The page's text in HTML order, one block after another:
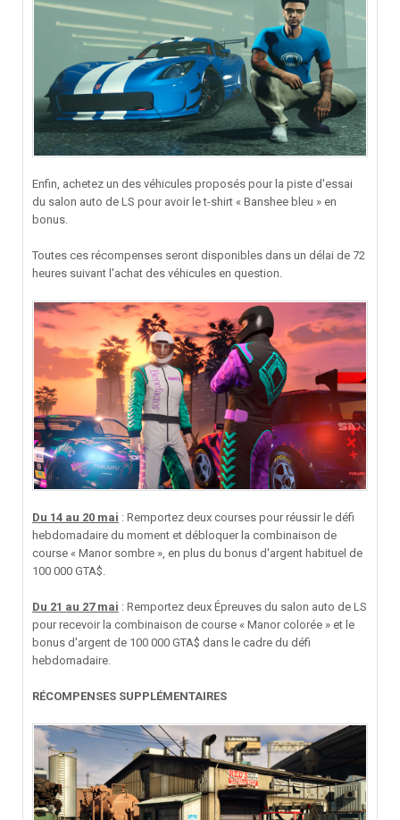
Enfin, achetez un des véhicules proposés pour la piste d'essai
du salon auto de LS pour avoir le t-shirt « Banshee bleu » en
bonus.
Toutes ces récompenses seront disponibles dans un délai de 72
heures suivant l'achat des véhicules en question.
Du 14 au 20 mai : Remportez deux courses pour réussir le défi
hebdomadaire du moment et débloquer la combinaison de
course « Manor sombre », en plus du bonus d'argent habituel de
100 000 GTA$.
Du 21 au 27 mai : Remportez deux Épreuves du salon auto de LS
pour recevoir la combinaison de course « Manor colorée » et le
bonus d'argent de 100 000 GTA$ dans le cadre du défi
hebdomadaire.
RÉCOMPENSES SUPPLÉMENTAIRES